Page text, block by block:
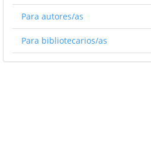
Para autores/as
Para bibliotecarios/as